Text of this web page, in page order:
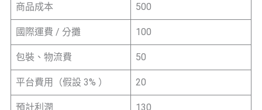
商品成本 500
國際運費 / 分攤 100
包裝、物流費 50
平台費用（假設 3% ） 20
預計利潤 130